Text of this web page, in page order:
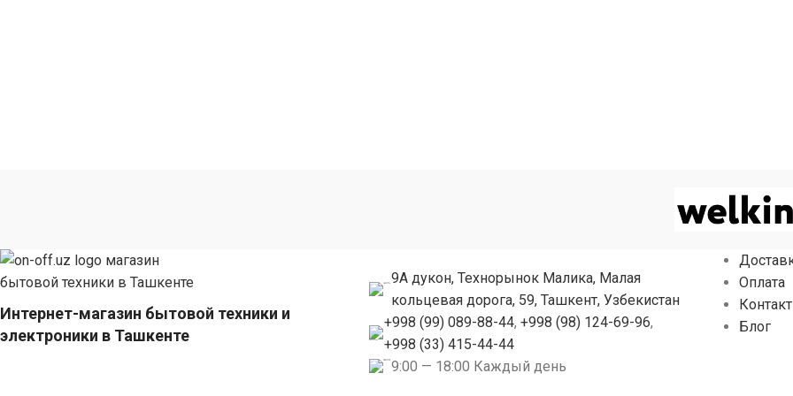
Интернет-магазин бытовой техники и
электроники в Ташкенте
9А дукон, Технорынок Малика, Малая
кольцевая дорога, 59, Ташкент, Узбекистан
+998 (99) 089-88-44,+998 (98) 124-69-96,
+998 (33) 415-44-44
9:00 — 18:00 Каждый день
Оплата
Блог